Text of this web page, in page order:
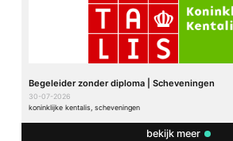
Begeleider zonder diploma | Scheveningen
30-07-2026
koninklijke kentalis, scheveningen
bekijk meer